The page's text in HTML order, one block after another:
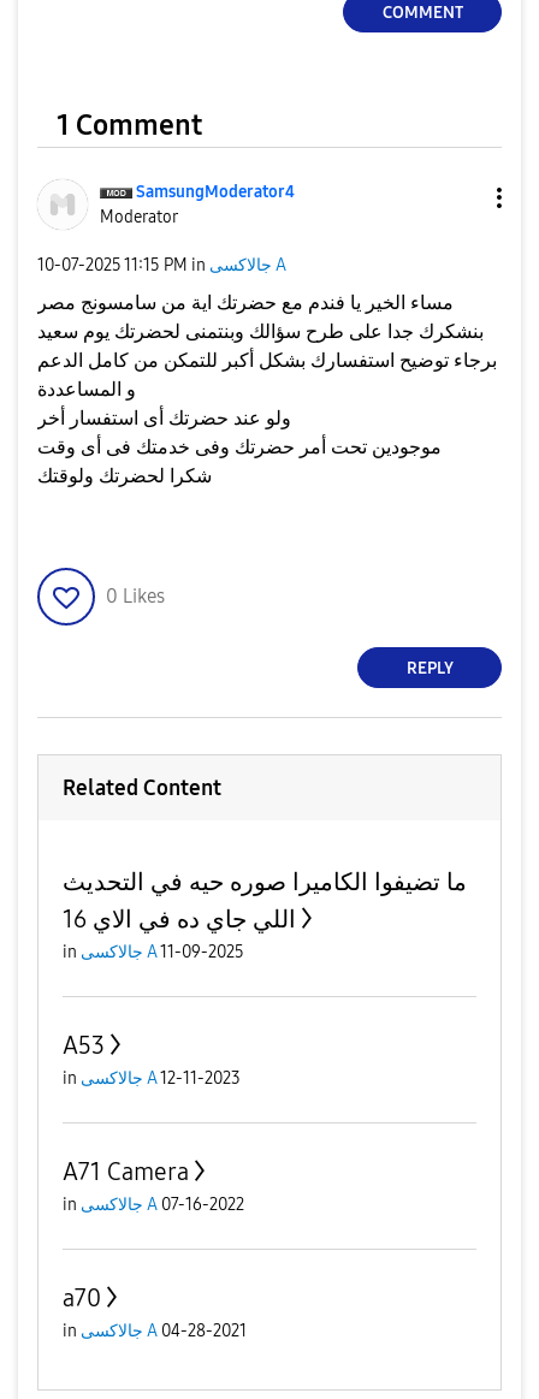
COMMENT
1 Comment
SamsungModerator4
Moderator
‎10-07-202511:15 PM in جالاكسى A
مساء الخير يا فندم مع حضرتك اية من سامسونج مصر
بنشكرك جدا على طرح سؤالك وبنتمنى لحضرتك يوم سعيد
برجاء توضيح استفسارك بشكل أكبر للتمكن من كامل الدعم
و المساعددة
ولو عند حضرتك أى استفسار أخر
موجودين تحت أمر حضرتك وفى خدمتك فى أى وقت
شكرا لحضرتك ولوقتك
0 Likes
REPLY
Related Content
ما تضيفوا الكاميرا صوره حيه في التحديث
اللي جاي ده في الاي 16
in جالاكسى A11-09-2025
A53
in جالاكسى A12-11-2023
A71 Camera
in جالاكسى A 07-16-2022
a70
in جالاكسى A 04-28-2021